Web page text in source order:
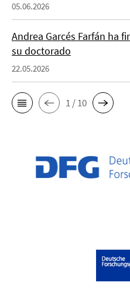
05.06.2026
Andrea Garcés Farfán ha
su doctorado
22.05.2026
1 / 10